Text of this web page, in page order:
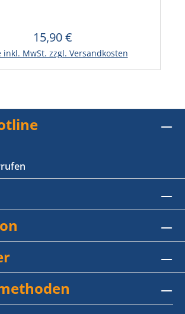
Regulärer Preis:
15,90 €
inkl. MwSt. zzgl. Versandkosten
In den Warenkorb